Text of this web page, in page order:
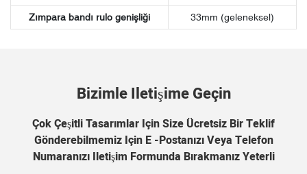
Zımpara bandı rulo genişliği 33mm (geleneksel)
Bizimle Iletişime Geçin
Çok Çeşitli Tasarımlar Için Size Ücretsiz Bir Teklif
Gönderebilmemiz Için E -postanızı Veya Telefon
Numaranızı Iletişim Formunda Bırakmanız Yeterli